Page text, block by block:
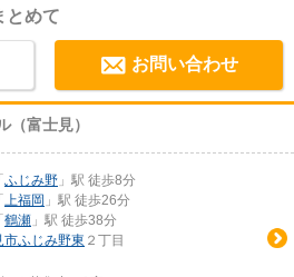
とめて
お問い合わせ
（富士見）
ふじみ野 」駅 徒歩8分
上福岡 」駅 徒歩26分
鶴瀬 」駅 徒歩38分
市ふじみ野東 ２丁目